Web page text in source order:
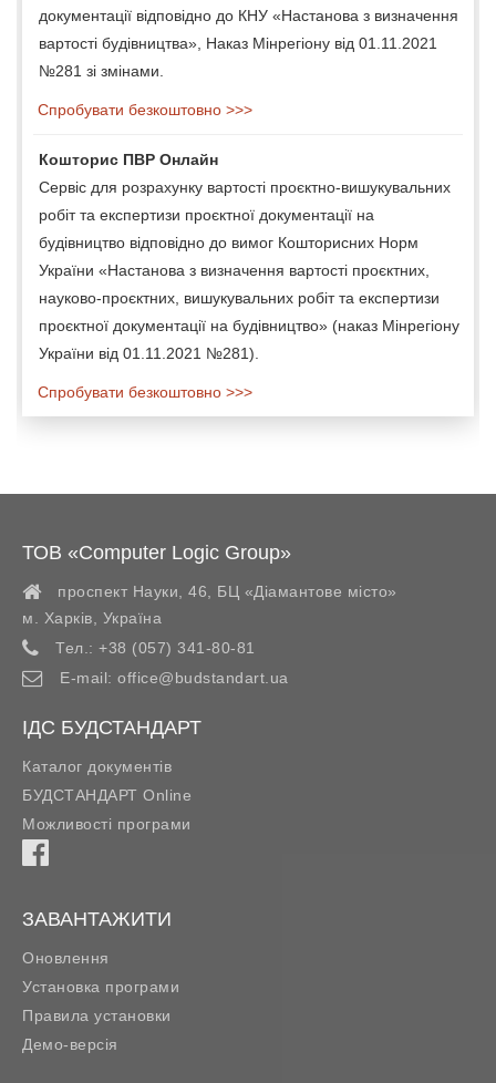
документації відповідно до КНУ «Настанова з визначення
вартості будівництва», Наказ Мінрегіону від 01.11.2021
№281 зі змінами.
Спробувати безкоштовно >>>
Кошторис ПВР Онлайн
Сервіс для розрахунку вартості проєктно-вишукувальних
робіт та експертизи проєктної документації на
будівництво відповідно до вимог Кошторисних Норм
України «Настанова з визначення вартості проєктних,
науково-проєктних, вишукувальних робіт та експертизи
проєктної документації на будівництво» (наказ Мінрегіону
України від 01.11.2021 №281).
Спробувати безкоштовно >>>
ТОВ «Computer Logic Group»
проспект Науки, 46, БЦ «Діамантове місто»
м. Харків
Україна
Тел.: +38 (057) 341-80-81
E-mail: office@budstandart.ua
ІДС БУДСТАНДАРТ
Каталог документів
БУДСТАНДАРТ Online
Можливості програми
ЗАВАНТАЖИТИ
Оновлення
Установка програми
Правила установки
Демо-версія